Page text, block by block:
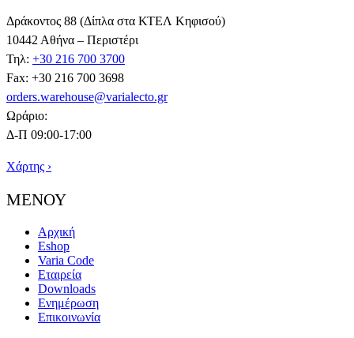
Δράκοντος 88 (Δίπλα στα ΚΤΕΛ Κηφισού)
10442 Αθήνα – Περιστέρι
Τηλ: +30 216 700 3700
Fax: +30 216 700 3698
orders.warehouse@varialecto.gr
Ωράριο:
Δ-Π 09:00-17:00
Χάρτης ›
ΜΕΝΟΥ
Αρχική
Eshop
Varia Code
Εταιρεία
Downloads
Ενημέρωση
Επικοινωνία